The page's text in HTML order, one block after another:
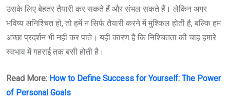
उसके लिए बेहतर तैयारी कर सकते हैं और संभल सकते हैं। लेकिन अगर
भविष्य अनिश्चित हो, तो हमें न सिर्फ तैयारी करने में मुश्किल होती है, बल्कि हम
अच्छा प्रदर्शन भी नहीं कर पाते। यही कारण है कि निश्चितता की चाह हमारे
स्वभाव में गहराई तक बसी होती है।
Read More: How to Define Success for Yourself: The Power
of Personal Goals